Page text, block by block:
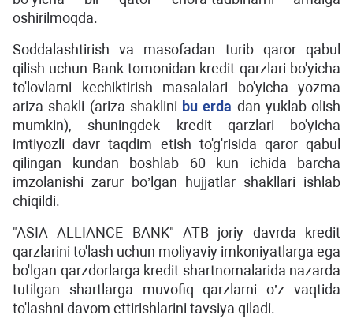
oshirilmoqda.
Soddalashtirish va masofadan turib qaror qabul
qilish uchun Bank tomonidan kredit qarzlari bo'yicha
to'lovlarni kechiktirish masalalari bo'yicha yozma
ariza shakli (ariza shaklini bu erda dan yuklab olish
mumkin), shuningdek kredit qarzlari bo'yicha
imtiyozli davr taqdim etish to'g'risida qaror qabul
qilingan kundan boshlab 60 kun ichida barcha
imzolanishi zarur bo’lgan hujjatlar shakllari ishlab
chiqildi.
"ASIA ALLIANCE BANK" ATB joriy davrda kredit
qarzlarini to'lash uchun moliyaviy imkoniyatlarga ega
bo'lgan qarzdorlarga kredit shartnomalarida nazarda
tutilgan shartlarga muvofiq qarzlarni o’z vaqtida
to'lashni davom ettirishlarini tavsiya qiladi.